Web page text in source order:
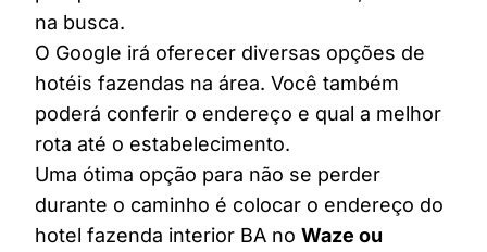
na busca.
O Google irá oferecer diversas opções de
hotéis fazendas na área. Você também
poderá conferir o endereço e qual a melhor
rota até o estabelecimento.
Uma ótima opção para não se perder
durante o caminho é colocar o endereço do
hotel fazenda interior BA no Waze ou